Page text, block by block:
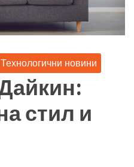
Технологични новини
стил и